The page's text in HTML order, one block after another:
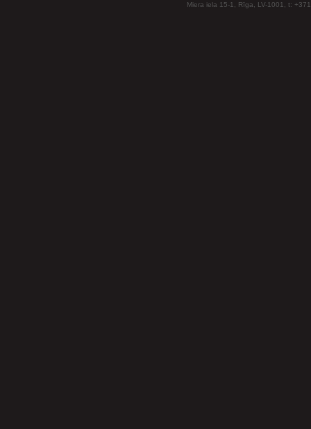
Miera iela 15-1, Rīga, LV-1001, t: